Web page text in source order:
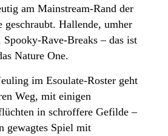
am Mainstream-Rand der
geschraubt. Hallende, umher
Spooky-Rave-Breaks – das ist
Nature One.
im Esoulate-Roster geht
Weg, mit einigen
in schroffere Gefilde –
gewagtes Spiel mit